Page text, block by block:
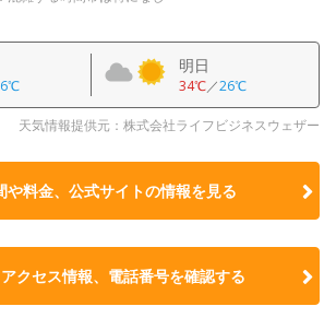
明日
34℃／26℃
天気情報提供元：株式会社ライフビジネスウェザー
や料金、公式サイトの情報を見る
クセス情報、電話番号を確認する